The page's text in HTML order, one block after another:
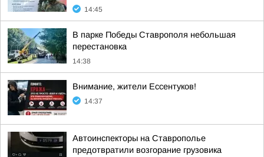
14:45
В парке Победы Ставрополя небольшая
перестановка
14:38
Внимание, жители Ессентуков!
14:37
Автоинспекторы на Ставрополье
предотвратили возгорание грузовика